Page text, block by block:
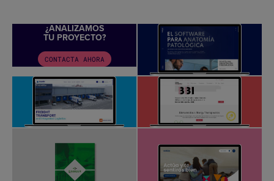
¿ANALIZAMOS
TU PROYECTO?
CONTACTA AHORA